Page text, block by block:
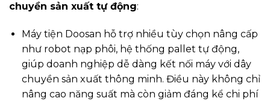
chuyền sản xuất tự động:
Máy tiện Doosan hỗ trợ nhiều tùy chọn nâng cấp
như robot nạp phôi, hệ thống pallet tự động,
giúp doanh nghiệp dễ dàng kết nối máy với dây
chuyền sản xuất thông minh. Điều này không chỉ
nâng cao năng suất mà còn giảm đáng kể chi phí